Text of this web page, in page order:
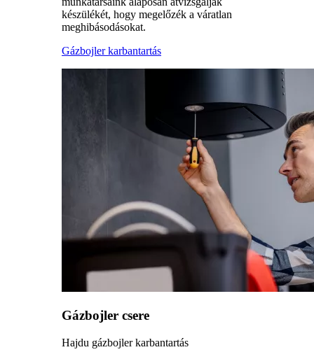
készülékét, hogy megelőzék a váratlan
meghibásodásokat.
Gázbojler karbantartás
Gázbojler csere
Hajdu gázbojler karbantartás